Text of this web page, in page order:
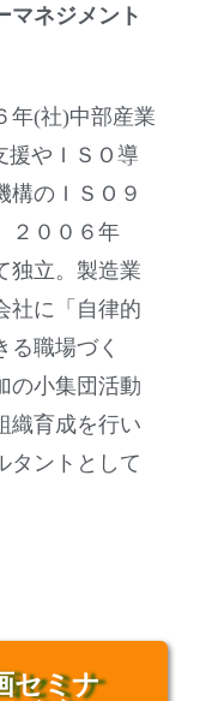
マネジメント
年(社)中部産業
援やＩＳＯ導
構のＩＳＯ９
２００６年
独立。製造業
社に「自律的
る職場づく
の小集団活動
織育成を行い
タントとして
セミナ